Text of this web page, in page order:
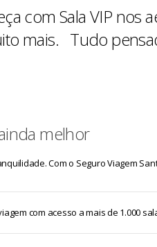
com Sala VIP nos
mais. Tudo
melhor
Com o Seguro Viagem
com acesso a mais de 1.000